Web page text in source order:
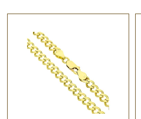
a
Nejlevnější
Nejprodávanější
Abecedně
p